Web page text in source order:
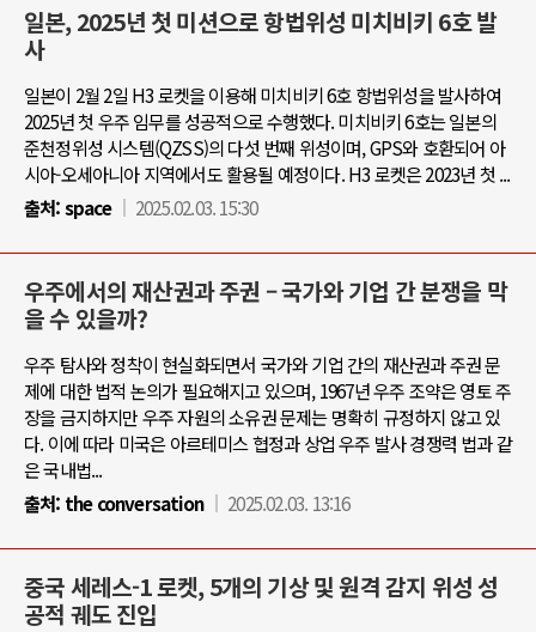
일본, 2025년 첫 미션으로 항법위성 미치비키 6호 발
사
일본이 2월 2일 H3 로켓을 이용해 미치비키 6호 항법위성을 발사하여
2025년 첫 우주 임무를 성공적으로 수행했다. 미치비키 6호는 일본의
준천정위성 시스템(QZSS)의 다섯 번째 위성이며, GPS와 호환되어 아
시아-오세아니아 지역에서도 활용될 예정이다. H3 로켓은 2023년 첫 ...
출처:space 2025.02.03. 15:30
우주에서의 재산권과 주권 – 국가와 기업 간 분쟁을 막
을 수 있을까?
우주 탐사와 정착이 현실화되면서 국가와 기업 간의 재산권과 주권 문
제에 대한 법적 논의가 필요해지고 있으며, 1967년 우주 조약은 영토 주
장을 금지하지만 우주 자원의 소유권 문제는 명확히 규정하지 않고 있
다. 이에 따라 미국은 아르테미스 협정과 상업 우주 발사 경쟁력 법과 같
은 국내법...
출처: the conversation 2025.02.03. 13:16
중국 세레스-1 로켓, 5개의 기상 및 원격 감지 위성 성
공적 궤도 진입